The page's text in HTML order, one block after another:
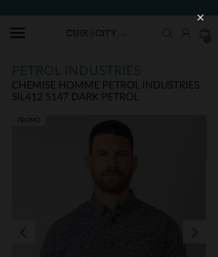
PETROL INDUSTRIES
CHEMISE HOMME PETROL INDUSTRIES
SIL412 5147 DARK PETROL
PROMO